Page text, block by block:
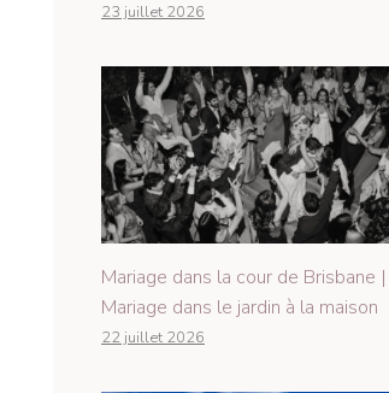
23 juillet 2026
Mariage dans la cour de Brisbane |
Mariage dans le jardin à la maison
22 juillet 2026